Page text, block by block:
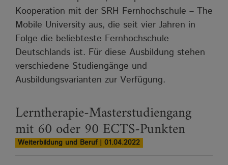
Kooperation mit der SRH Fernhochschule – The
Mobile University aus, die seit vier Jahren in
Folge die beliebteste Fernhochschule
Deutschlands ist. Für diese Ausbildung stehen
verschiedene Studiengänge und
Ausbildungsvarianten zur Verfügung.
Lerntherapie-Masterstudiengang
mit 60 oder 90 ECTS-Punkten
Weiterbildung und Beruf | 01.04.2022